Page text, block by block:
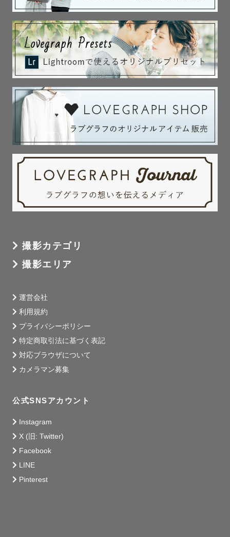
同じ栃木県内でも日光市の県境方面や、那須、足利などは
対応エリア外となっておりますが、スケジュールによって
は伺う事が可能です。
一度LINE公式アカウントにて撮影可能かお問い合わせくだ
さい！
⚠️交通費について
基本往復¥3,000を超えなければ、交通費はいただいており
ません。
⚠️対応エリア外へは追加交通費のご負担をいただく場合が
ご希望の撮影地までの往復交通費（高速代、ガソリン代、
駐車場代など）が￥3,000を超える場合には差額分をお願
いしてます。
このご縁を大切に、精一杯撮らせていただきます！
撮影カテゴリ
撮影エリア
運営会社
利用規約
プライバシーポリシー
特定商取引法に基づく表記
対応ブラウザについて
カメラマン募集
公式SNSアカウント
Instagram
X (旧: Twitter)
Facebook
LINE
Pinterest